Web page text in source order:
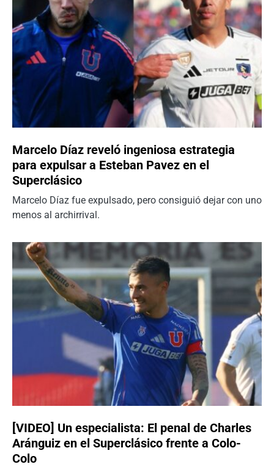
Marcelo Díaz reveló ingeniosa estrategia
para expulsar a Esteban Pavez en el
Superclásico
Marcelo Díaz fue expulsado, pero consiguió dejar con uno
menos al archirrival.
[VIDEO] Un especialista: El penal de Charles
Aránguiz en el Superclásico frente a Colo-
Colo